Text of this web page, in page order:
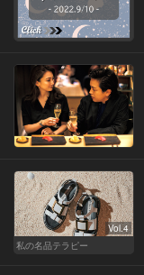
Vol.4
私の名品テラピー